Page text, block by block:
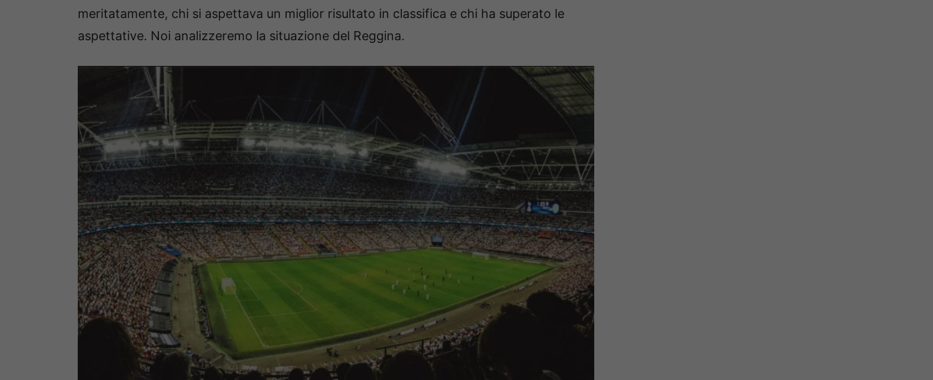
meritatamente, chi si aspettava un miglior risultato in classifica e chi ha superato le
aspettative. Noi analizzeremo la situazione del Reggina.